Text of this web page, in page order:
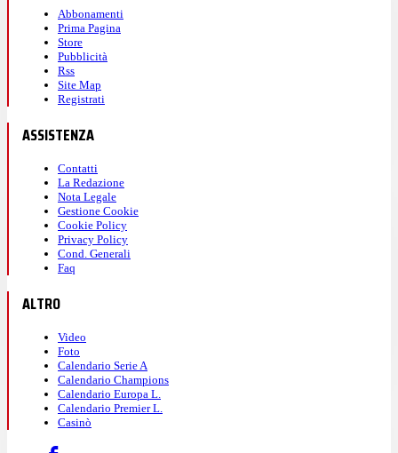
Abbonamenti
Prima Pagina
Store
Pubblicità
Rss
Site Map
Registrati
ASSISTENZA
Contatti
La Redazione
Nota Legale
Gestione Cookie
Cookie Policy
Privacy Policy
Cond. Generali
Faq
ALTRO
Video
Foto
Calendario Serie A
Calendario Champions
Calendario Europa L.
Calendario Premier L.
Casinò